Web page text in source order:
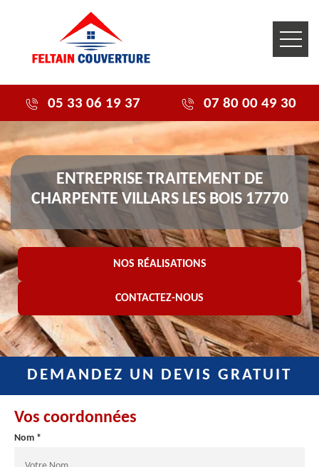
05 33 06 19 37 07 80 00 49 30
ENTREPRISE TRAITEMENT DE
CHARPENTE VILLARS LES BOIS 17770
NOS RÉALISATIONS
CONTACTEZ-NOUS
DEMANDEZ UN DEVIS GRATUIT
Vos coordonnées
Nom *